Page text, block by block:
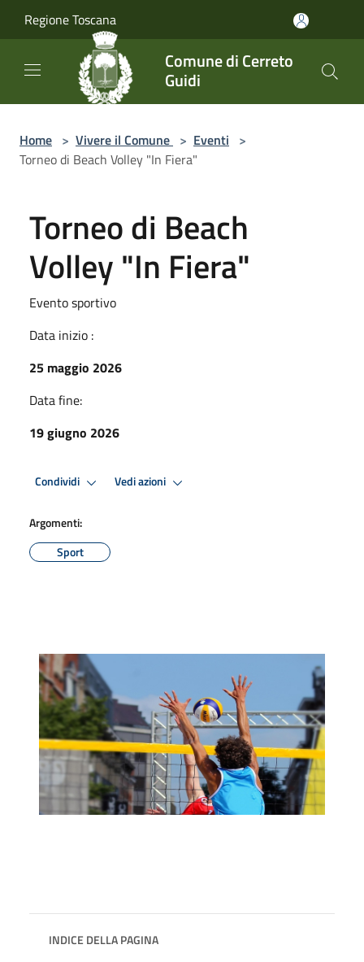
Regione Toscana
Comune di Cerreto
Guidi
Home > Vivere il Comune > Eventi >
Torneo di Beach Volley "In Fiera"
Torneo di Beach
Volley "In Fiera"
Evento sportivo
Data inizio :
25 maggio 2026
Data fine:
19 giugno 2026
Condividi Vedi azioni
Argomenti:
Sport
INDICE DELLA PAGINA